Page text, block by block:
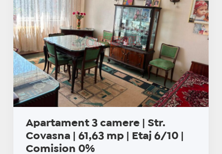
Apartament 3 camere | Str.
Covasna | 61,63 mp | Etaj 6/10 |
Comision 0%